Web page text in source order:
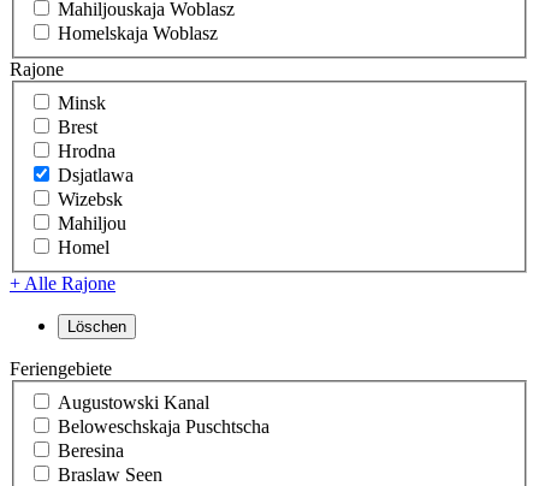
Mahiljouskaja Woblasz
Homelskaja Woblasz
Rajone
Minsk
Brest
Hrodna
Dsjatlawa
Wizebsk
Mahiljou
Homel
+ Alle Rajone
Feriengebiete
Augustowski Kanal
Beloweschskaja Puschtscha
Beresina
Braslaw Seen